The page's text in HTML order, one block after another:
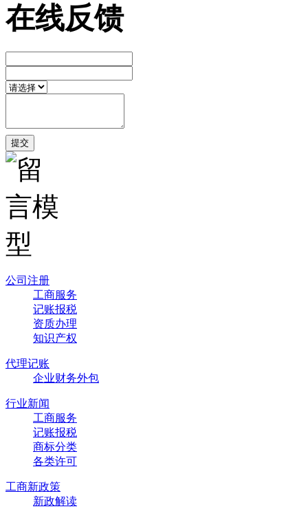
在线反馈
公司注册
工商服务
记账报税
资质办理
知识产权
代理记账
企业财务外包
行业新闻
工商服务
记账报税
商标分类
各类许可
工商新政策
新政解读